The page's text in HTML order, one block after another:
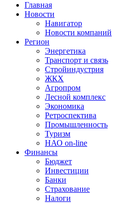
Главная
Новости
Навигатор
Новости компаний
Регион
Энергетика
Транспорт и связь
Стройиндустрия
ЖКХ
Агропром
Лесной комплекс
Экономика
Ретроспектива
Промышленность
Туризм
НАО on-line
Финансы
Бюджет
Инвестиции
Банки
Страхование
Налоги